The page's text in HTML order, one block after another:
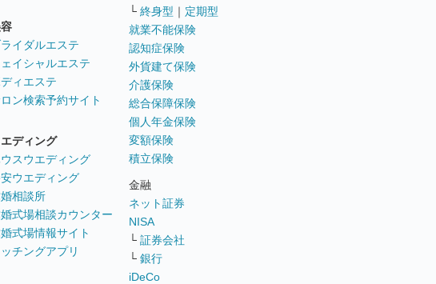
イダルエステ
イシャルエステ
ィエステ
ン検索予約サイト
ディング
スウエディング
ウエディング
相談所
式場相談カウンター
式場情報サイト
チングアプリ
└ 終身型 ｜ 定期型
就業不能保険
認知症保険
外貨建て保険
介護保険
総合保障保険
個人年金保険
変額保険
積立保険
金融
ネット証券
NISA
└ 証券会社
└ 銀行
iDeCo